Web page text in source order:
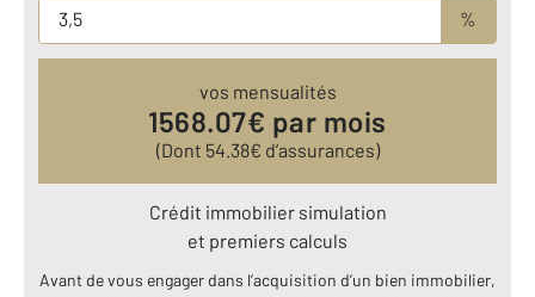
%
vos mensualités
1568.07€ par mois
(Dont 54.38€ d’assurances)
Crédit immobilier simulation
et premiers calculs
Avant de vous engager dans l’acquisition d’un bien immobilier,